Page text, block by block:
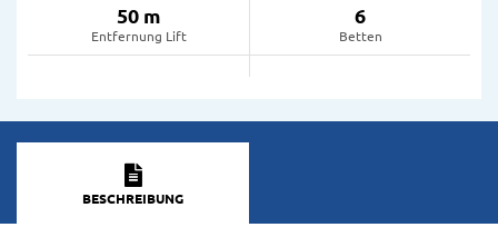
50 m
Entfernung Lift
6
Betten
BESCHREIBUNG